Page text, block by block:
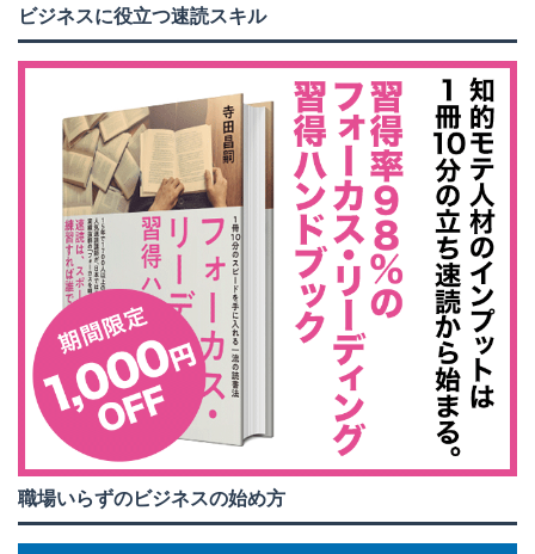
ビジネスに役立つ速読スキル
職場いらずのビジネスの始め方